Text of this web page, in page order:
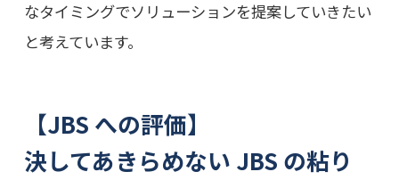
なタイミングでソリューションを提案していきたい
と考えています。
【JBS への評価】
決してあきらめない JBS の粘り